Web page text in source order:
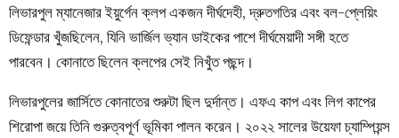
লিভারপুল ম্যানেজার ইয়ুর্গেন ক্লপ একজন দীর্ঘদেহী, দ্রুতগতির এবং বল-প্লেয়িং
ডিফেন্ডার খুঁজছিলেন, যিনি ভার্জিল ভ্যান ডাইকের পাশে দীর্ঘমেয়াদী সঙ্গী হতে
পারবেন। কোনাতে ছিলেন ক্লপের সেই নিখুঁত পছন্দ।
লিভারপুলের জার্সিতে কোনাতের শুরুটা ছিল দুর্দান্ত। এফএ কাপ এবং লিগ কাপের
শিরোপা জয়ে তিনি গুরুত্বপূর্ণ ভূমিকা পালন করেন। ২০২২ সালের উয়েফা চ্যাম্পিয়ন্স